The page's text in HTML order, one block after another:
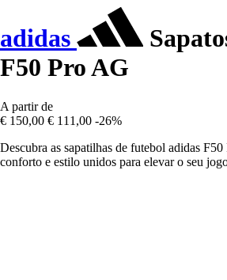
adidas
F50 Pro AG
A partir de
€ 150,00 € 111,00 -26%
Descubra as sapatilhas de futebol adidas
conforto e estilo unidos para elevar o seu